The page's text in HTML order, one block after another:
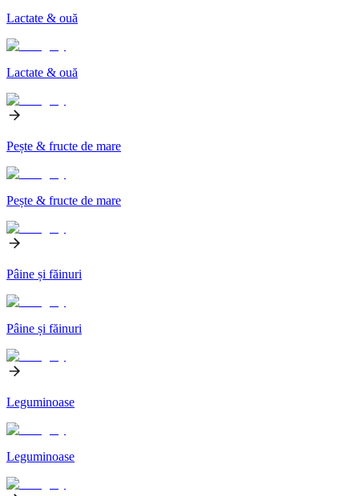
Lactate & ouă
Lactate & ouă
Pește & fructe de mare
Pește & fructe de mare
Pâine și făinuri
Pâine și făinuri
Leguminoase
Leguminoase